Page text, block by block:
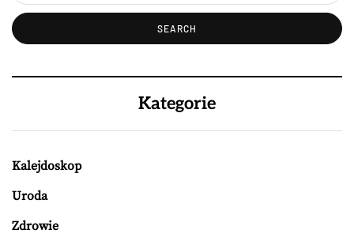
Kategorie
Kalejdoskop
Uroda
Zdrowie